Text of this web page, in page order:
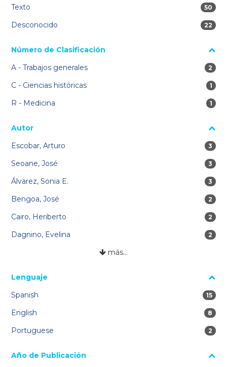
Texto
50
50
Desconocido 22
22
Número de Clasificación
A - Trabajos generales
2
2
C - Ciencias históricas 1
1
R - Medicina 1
1
Autor
Escobar, Arturo
3
3
Seoane, José 3
3
Álvarez, Sonia E. 3
3
Bengoa, José 2
2
Cairo, Heriberto 2
2
Dagnino, Evelina 2
2
más…
Lenguaje
Spanish
15
15
English 8
8
Portuguese 2
2
Año de Publicación